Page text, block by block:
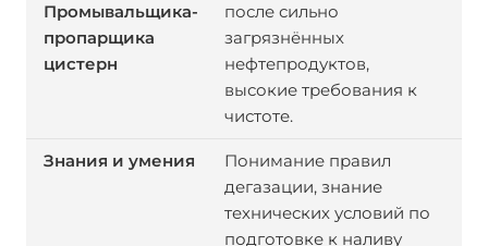
после сильно
загрязнённых
нефтепродуктов,
высокие требования к
чистоте.
Понимание правил
дегазации, знание
технических условий по
подготовке к наливу